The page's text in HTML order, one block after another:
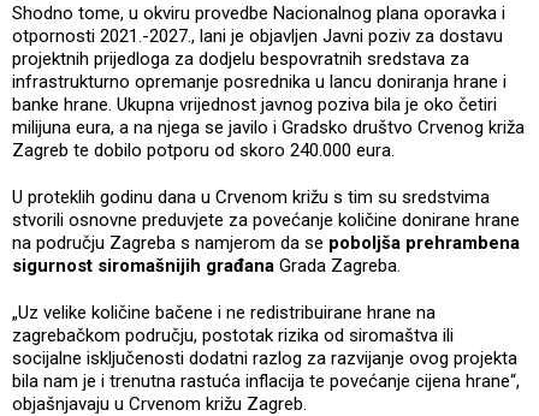
Shodno tome, u okviru provedbe Nacionalnog plana oporavka i
otpornosti 2021.-2027., lani je objavljen Javni poziv za dostavu
projektnih prijedloga za dodjelu bespovratnih sredstava za
infrastrukturno opremanje posrednika u lancu doniranja hrane i
banke hrane. Ukupna vrijednost javnog poziva bila je oko četiri
milijuna eura, a na njega se javilo i Gradsko društvo Crvenog križa
Zagreb te dobilo potporu od skoro 240.000 eura.
U proteklih godinu dana u Crvenom križu s tim su sredstvima
stvorili osnovne preduvjete za povećanje količine donirane hrane
na području Zagreba s namjerom da se poboljša prehrambena
sigurnost siromašnijih građana Grada Zagreba.
„Uz velike količine bačene i ne redistribuirane hrane na
zagrebačkom području, postotak rizika od siromaštva ili
socijalne isključenosti dodatni razlog za razvijanje ovog projekta
bila nam je i trenutna rastuća inflacija te povećanje cijena hrane“,
objašnjavaju u Crvenom križu Zagreb.